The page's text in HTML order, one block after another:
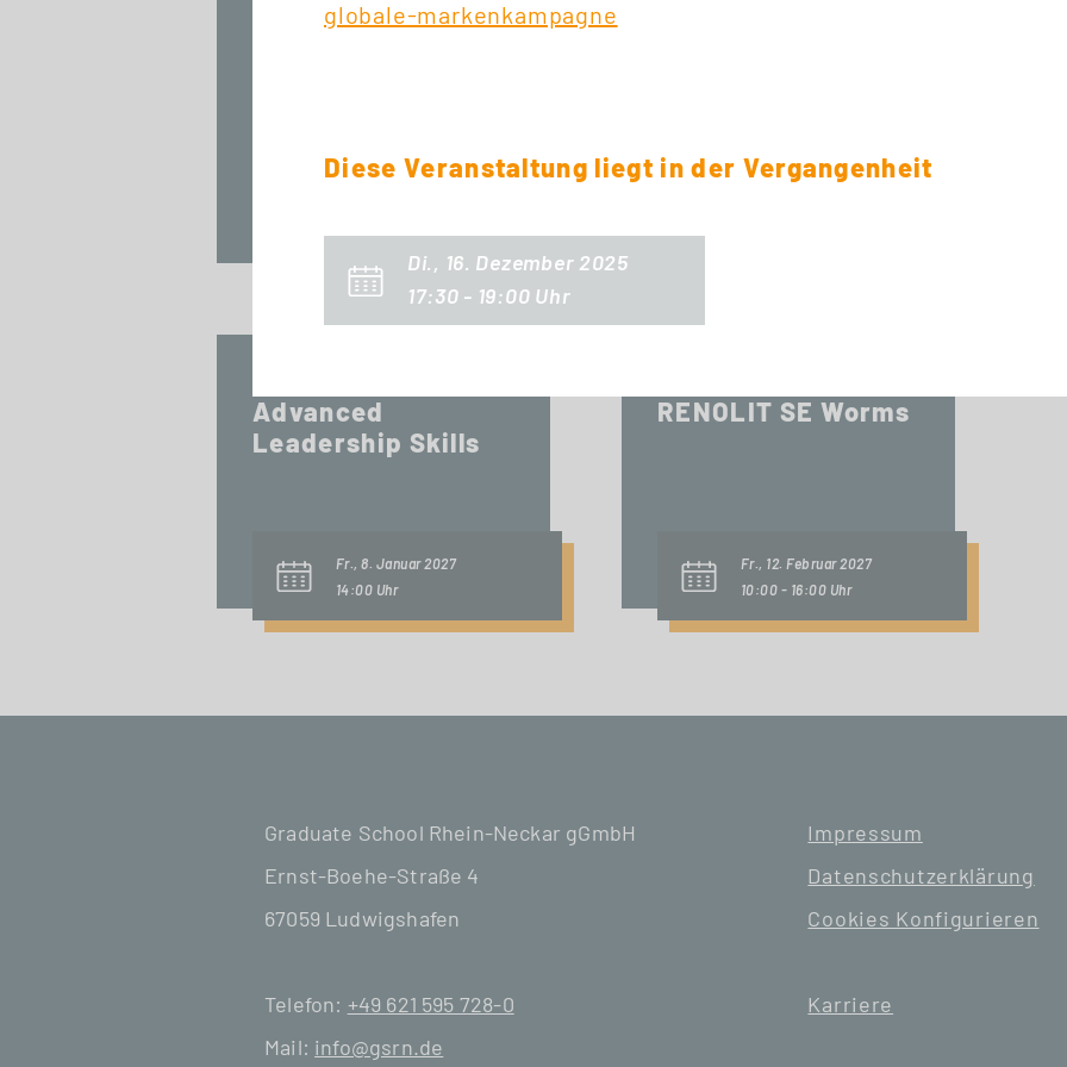
START ZERTIFIKAT
Advanced
Leadership Skills
Fr., 8. Januar 2027
14:00 Uhr
RENOLIT SE Worms
Fr., 12. Februar 2027
10:00 - 16:00 Uhr
globale-markenkampagne
Diese Veranstaltung liegt in der Vergangenheit
Di., 16. Dezember 2025
17:30 - 19:00 Uhr
Graduate School Rhein-Neckar gGmbH
Ernst-Boehe-Straße 4
67059 Ludwigshafen
Telefon: +49 621 595 728-0
Mail: info@gsrn.de
Impressum
Datenschutzerklärung
Cookies Konfigurieren
Karriere